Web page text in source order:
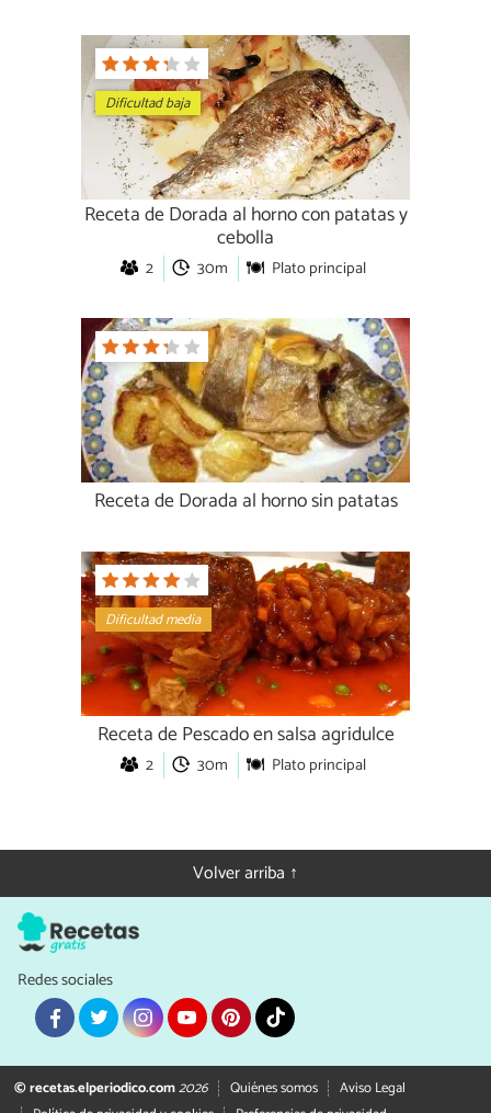
Dificultad baja
Receta de Dorada al horno con patatas y
cebolla
2 30m Plato principal
Receta de Dorada al horno sin patatas
Dificultad media
Receta de Pescado en salsa agridulce
2 30m Plato principal
Volver arriba ↑
Redes sociales
© recetas.elperiodico.com2026 Quiénes somos
Aviso Legal